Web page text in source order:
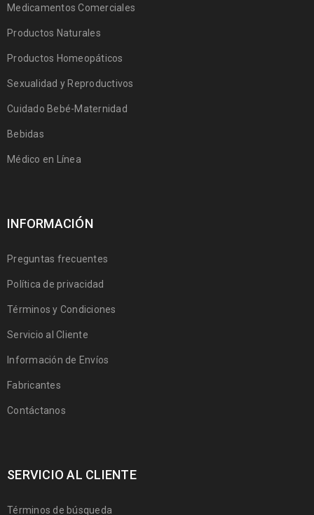
Medicamentos Comerciales
Productos Naturales
Productos Homeopáticos
Sexualidad y Reproductivos
Cuidado Bebé-Maternidad
Bebidas
Médico en Línea
INFORMACIÓN
Preguntas frecuentes
Política de privacidad
Términos y Condiciones
Servicio al Cliente
Información de Envíos
Fabricantes
Contáctanos
SERVICIO AL CLIENTE
Términos de búsqueda